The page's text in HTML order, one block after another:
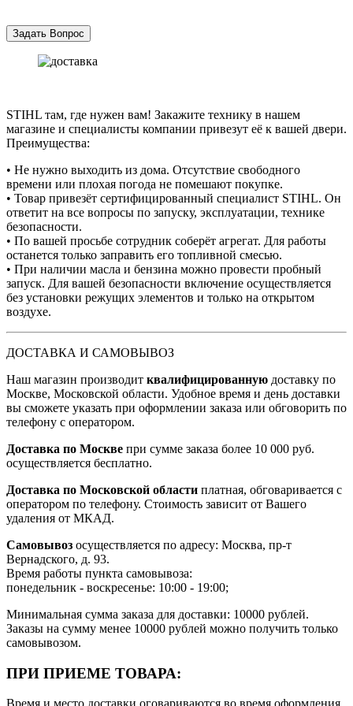
STIHL там, где нужен вам! Закажите технику в нашем
магазине и специалисты компании привезут её к вашей двери.
Преимущества:
• Не нужно выходить из дома. Отсутствие свободного
времени или плохая погода не помешают покупке.
• Товар привезёт сертифицированный специалист STIHL. Он
ответит на все вопросы по запуску, эксплуатации, технике
безопасности.
• По вашей просьбе сотрудник соберёт агрегат. Для работы
останется только заправить его топливной смесью.
• При наличии масла и бензина можно провести пробный
запуск. Для вашей безопасности включение осуществляется
без установки режущих элементов и только на открытом
воздухе.
ДОСТАВКА И САМОВЫВОЗ
Наш магазин производит квалифицированную доставку по
Москве, Московской области. Удобное время и день доставки
вы сможете указать при оформлении заказа или обговорить по
телефону с оператором.
Доставка по Москве при сумме заказа более 10 000 руб.
осуществляется бесплатно.
Доставка по Московской области платная, обговаривается с
оператором по телефону. Стоимость зависит от Вашего
удаления от МКАД.
Самовывоз осуществляется по адресу: Москва, пр-т
Вернадского, д. 93.
Время работы пункта самовывоза:
понедельник - воскресенье: 10:00 - 19:00;
Минимальная сумма заказа для доставки: 10000 рублей.
Заказы на сумму менее 10000 рублей можно получить только
самовывозом.
ПРИ ПРИЕМЕ ТОВАРА: